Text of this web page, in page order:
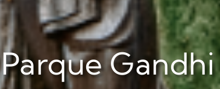
Parque Gandhi